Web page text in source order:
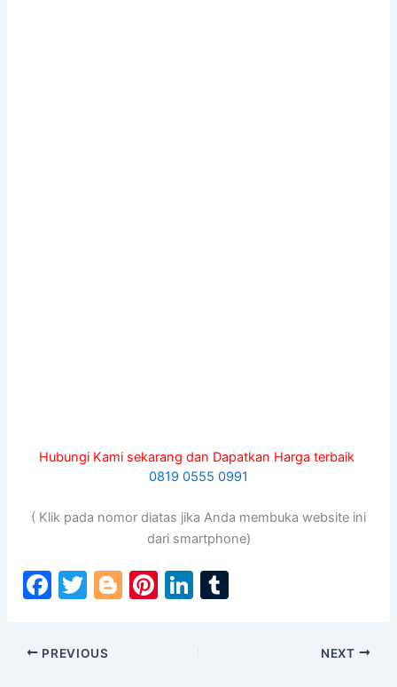
Hubungi Kami sekarang dan Dapatkan Harga terbaik
0819 0555 0991
( Klik pada nomor diatas jika Anda membuka website ini
dari smartphone)
F
c
e
T
itt
er
Bl Pi Li
PREVIOUS NEXT